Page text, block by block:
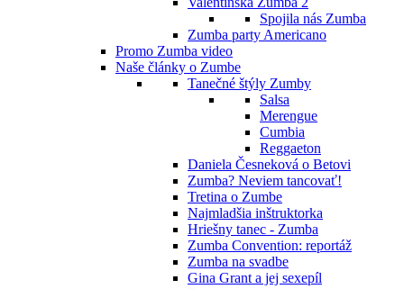
Spojila nás Zumba
Zumba party Americano
Promo Zumba video
Naše články o Zumbe
Tanečné štýly Zumby
Salsa
Merengue
Cumbia
Reggaeton
Daniela Česneková o Betovi
Zumba? Neviem tancovať!
Tretina o Zumbe
Najmladšia inštruktorka
Hriešny tanec - Zumba
Zumba Convention: reportáž
Zumba na svadbe
Gina Grant a jej sexepíl